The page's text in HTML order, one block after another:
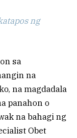
ng
sa
na
na magdadala
panahon o
na bahagi ng
Obet